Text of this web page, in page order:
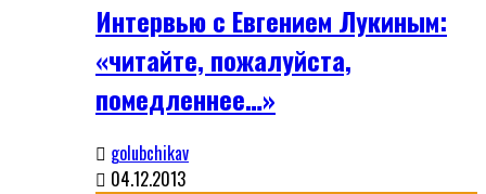
Интервью с Евгением Лукиным:
«читайте, пожалуйста,
помедленнее…»
golubchikav
04.12.2013